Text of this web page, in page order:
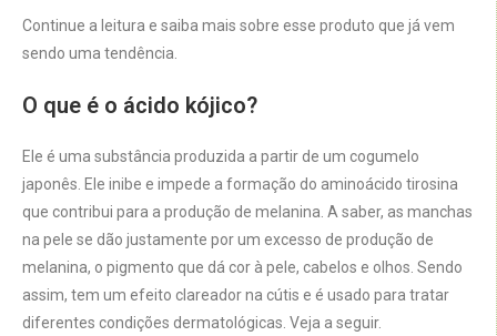
Continue a leitura e saiba mais sobre esse produto que já vem
sendo uma tendência.
O que é o ácido kójico?
Ele é uma substância produzida a partir de um cogumelo
japonês. Ele inibe e impede a formação do aminoácido tirosina
que contribui para a produção de melanina. A saber, as manchas
na pele se dão justamente por um excesso de produção de
melanina, o pigmento que dá cor à pele, cabelos e olhos. Sendo
assim, tem um efeito clareador na cútis e é usado para tratar
diferentes condições dermatológicas. Veja a seguir.